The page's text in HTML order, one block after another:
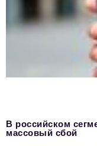
В российском
массовый сбой